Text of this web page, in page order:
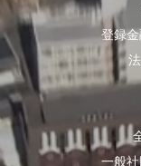
登録
一般